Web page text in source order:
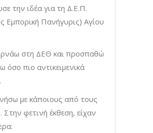
την ιδέα για τη Δ.Ε.Π.
Εμπορική Πανήγυρις) Αγίου
στη ΔΕΘ και προσπαθώ
όσο πιο αντικειμενικά
με κάποιους από τους
Στην φετινή έκθεση, είχαν